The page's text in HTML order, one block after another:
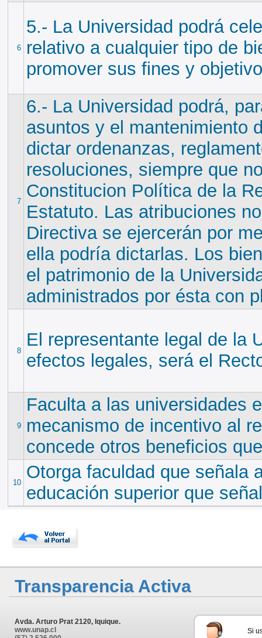
6
5.- La Universidad podrá
relativo a cualquier tipo de
promover sus fines y
7
6.- La Universidad podrá,
asuntos y el mantenimiento
dictar ordenanzas,
resoluciones, siempre que
Constitucion Política de la
Estatuto. Las atribuciones
Directiva se ejercerán por
ella podría dictarlas. Los
el patrimonio de la
administrados por ésta con
8
El representante legal de la
efectos legales, será el
9
Faculta a las universidades
mecanismo de incentivo al
concede otros beneficios
10
Otorga faculdad que señala
educación superior que
Transparencia Activa
Avda. Arturo Prat 2120, Iquique.
www.unap.cl
Si